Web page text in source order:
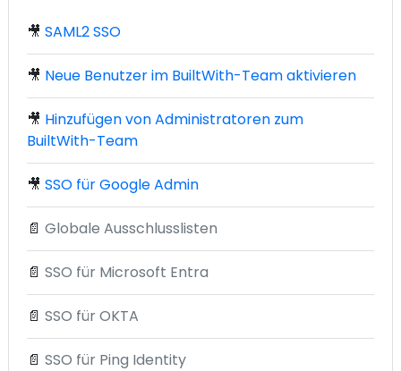
🎥 SAML2 SSO
🎥 Neue Benutzer im BuiltWith-Team aktivieren
🎥 Hinzufügen von Administratoren zum
BuiltWith-Team
🎥 SSO für Google Admin
📄 Globale Ausschlusslisten
📄 SSO für Microsoft Entra
📄 SSO für OKTA
📄 SSO für Ping Identity